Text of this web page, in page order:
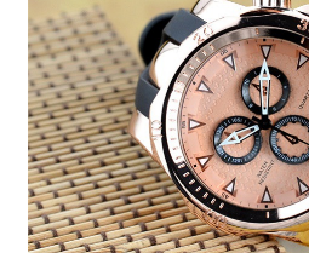
Одежда
Публикации